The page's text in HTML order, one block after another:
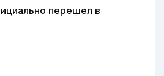
перешел в